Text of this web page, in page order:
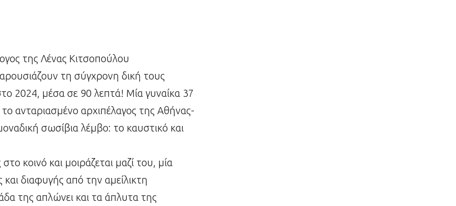
της Λένας Κιτσοπούλου
τη σύγχρονη δική τους
2024, μέσα σε 90 λεπτά! Μία γυναίκα 37
ανταριασμένο αρχιπέλαγος της Αθήνας-
σωσίβια λέμβο: το καυστικό και
κοινό και μοιράζεται μαζί του, μία
διαφυγής από την αμείλικτη
της απλώνει και τα άπλυτα της